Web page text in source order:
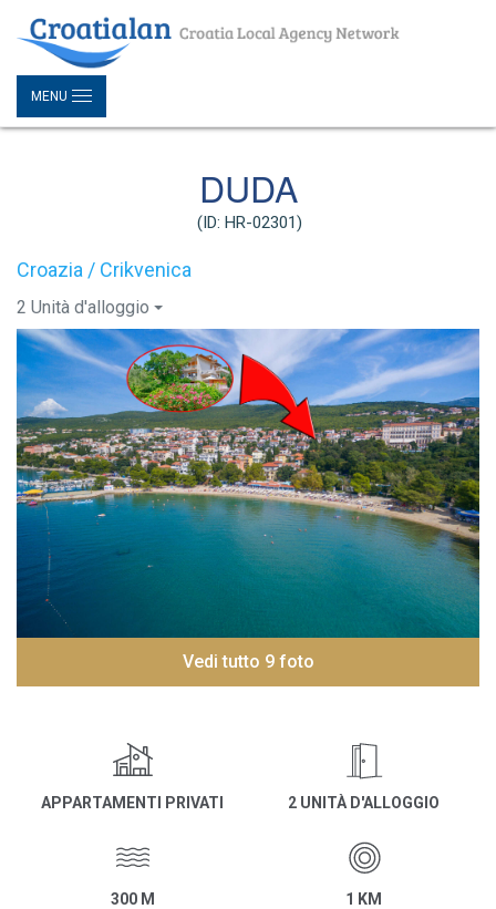
MENU
DUDA
(ID: HR-02301)
Croazia / Crikvenica
2 Unità d'alloggio
Vedi tutto 9 foto
APPARTAMENTI PRIVATI 2 UNITÀ D'ALLOGGIO
300 M 1 KM